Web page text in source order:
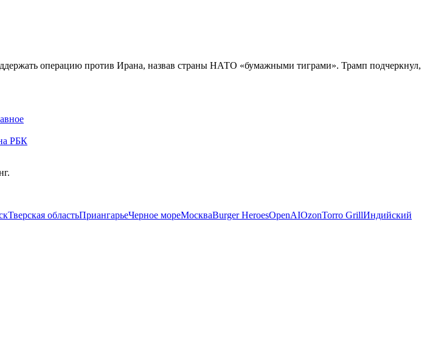
операцию против Ирана, назвав страны НАТО «бумажными тиграми». Трамп подчеркнул,
РБК
Тверская областьПриангарьеЧерное мореМоскваBurger HeroesOpenAIOzonTorro GrillИндийский